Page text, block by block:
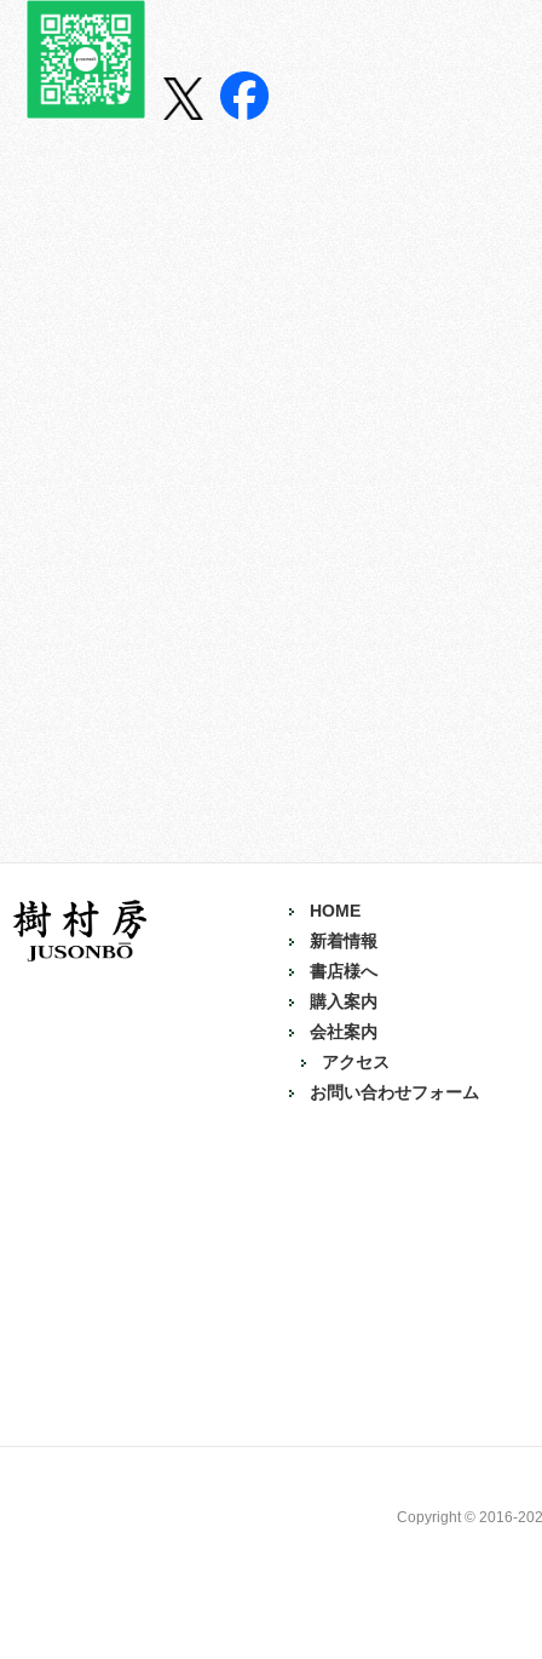
HOME
新着情報
書店様へ
購入案内
会社案内
アクセス
お問い合わせフォーム
Copyright © 2016-